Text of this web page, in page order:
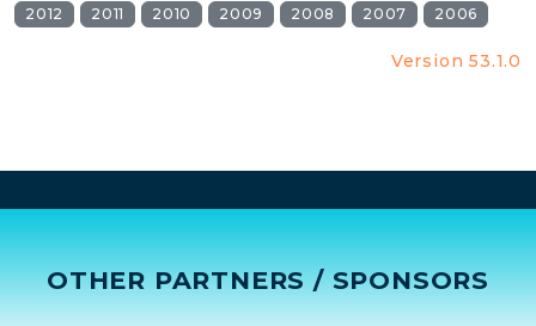
2012
2011 2010 2009 2008 2007 2006
Version 53.1.0
OTHER PARTNERS / SPONSORS